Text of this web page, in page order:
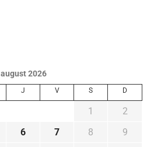
august 2026
J V S D
1
2
6 7 8
9